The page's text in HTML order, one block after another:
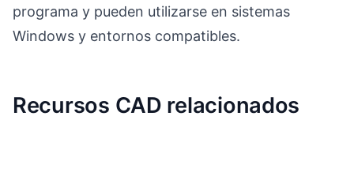
programa y pueden utilizarse en sistemas
Windows y entornos compatibles.
Recursos CAD relacionados